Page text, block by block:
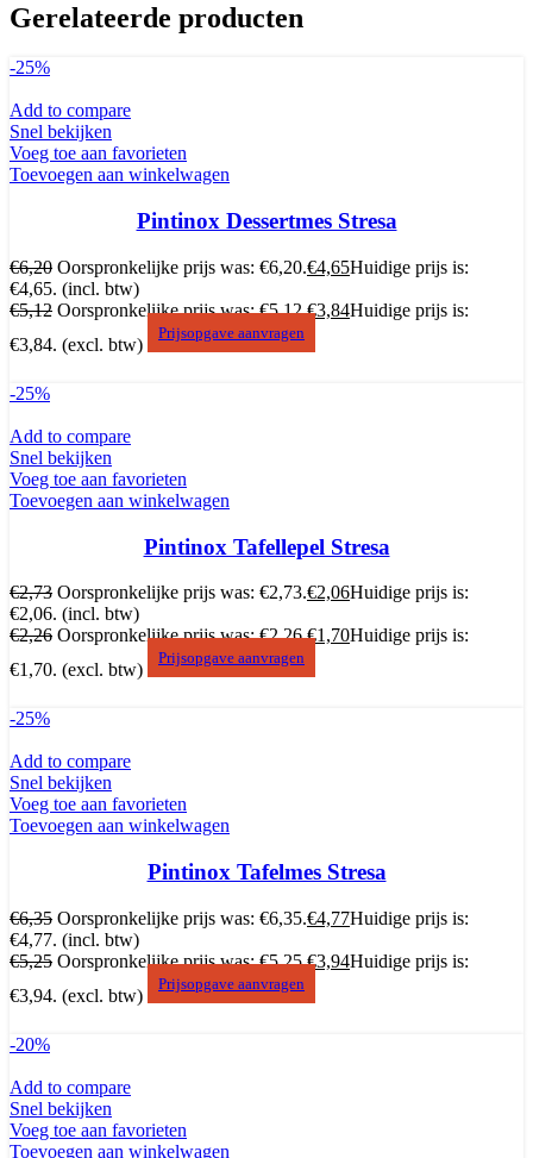
Gerelateerde producten
-25%
Add to compare
Snel bekijken
Voeg toe aan favorieten
Toevoegen aan winkelwagen
Pintinox Dessertmes Stresa
€6,20 Oorspronkelijke prijs was: €6,20.€4,65Huidige prijs is:
€4,65. (incl. btw)
€5,12 Oorspronkelijke prijs was: €5,12.€3,84Huidige prijs is:
€3,84. (excl. btw)
Prijsopgave aanvragen
-25%
Add to compare
Snel bekijken
Voeg toe aan favorieten
Toevoegen aan winkelwagen
Pintinox Tafellepel Stresa
€2,73 Oorspronkelijke prijs was: €2,73.€2,06Huidige prijs is:
€2,06. (incl. btw)
€2,26 Oorspronkelijke prijs was: €2,26.€1,70Huidige prijs is:
€1,70. (excl. btw)
Prijsopgave aanvragen
-25%
Add to compare
Snel bekijken
Voeg toe aan favorieten
Toevoegen aan winkelwagen
Pintinox Tafelmes Stresa
€6,35 Oorspronkelijke prijs was: €6,35.€4,77Huidige prijs is:
€4,77. (incl. btw)
€5,25 Oorspronkelijke prijs was: €5,25.€3,94Huidige prijs is:
€3,94. (excl. btw)
Prijsopgave aanvragen
-20%
Add to compare
Snel bekijken
Voeg toe aan favorieten
Toevoegen aan winkelwagen